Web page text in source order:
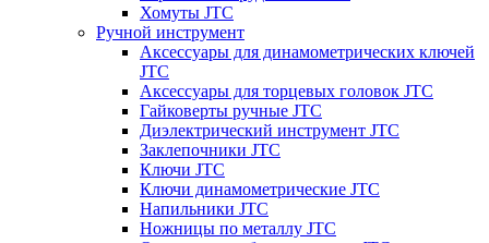
Хомуты JTC
Ручной инструмент
Аксессуары для динамометрических ключей
JTC
Аксессуары для торцевых головок JTC
Гайковерты ручные JTC
Диэлектрический инструмент JTC
Заклепочники JTC
Ключи JTC
Ключи динамометрические JTC
Напильники JTC
Ножницы по металлу JTC